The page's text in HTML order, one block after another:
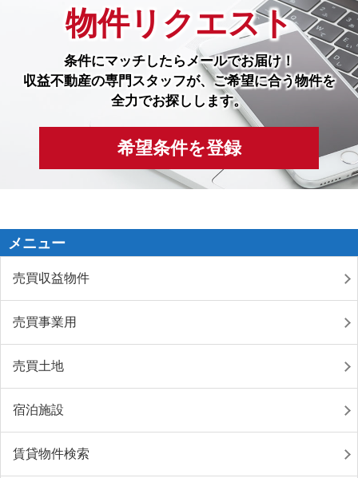
物件リクエスト
条件にマッチしたら メールでお届け！
収益不動産の専門スタッフが、ご希望に合う物件を
全力でお探しします。
希望条件を登録
メニュー
売買収益物件
売買事業用
売買土地
宿泊施設
賃貸物件検索